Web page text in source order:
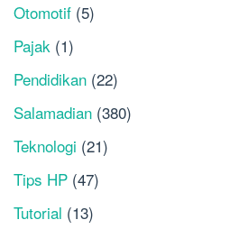
Otomotif (5)
Pajak (1)
Pendidikan (22)
Salamadian (380)
Teknologi (21)
Tips HP (47)
Tutorial (13)